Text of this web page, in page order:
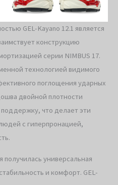
GEL-Kayano 12.1 является
конструкцию
серии NIMBUS 17.
технологией видимого
поглощения ударных
двойной плотности
что делает эти
с гиперпронацией,
получилась универсальная
и комфорт. GEL-